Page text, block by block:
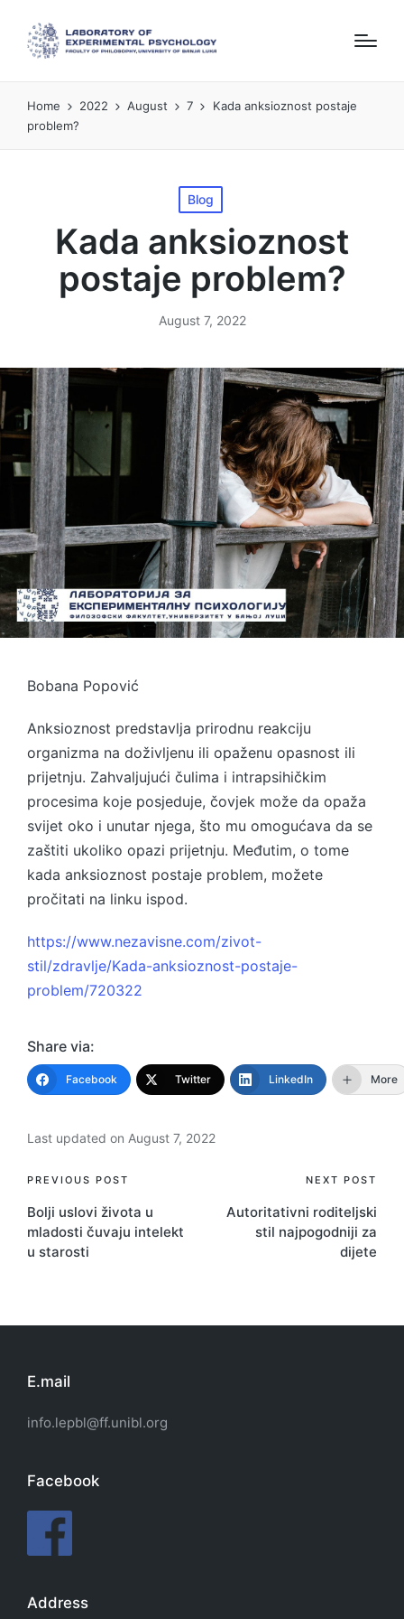
Home 2022 August 7
Kada anksioznost postaje
problem?
Posted
in
Blog
Kada anksioznost
postaje problem?
August 7, 2022
Bobana Popović
Anksioznost predstavlja prirodnu reakciju
organizma na doživljenu ili opaženu opasnost ili
prijetnju. Zahvaljujući čulima i intrapsihičkim
procesima koje posjeduje, čovjek može da opaža
svijet oko i unutar njega, što mu omogućava da se
zaštiti ukoliko opazi prijetnju. Međutim, o tome
kada anksioznost postaje problem, možete
pročitati na linku ispod.
https://www.nezavisne.com/zivot-
stil/zdravlje/Kada-anksioznost-postaje-
problem/720322
Share via:
Facebook Twitter LinkedIn More
Last updated on August 7, 2022
Post
navigation
PREVIOUS POST
Bolji uslovi života u
mladosti čuvaju intelekt
u starosti
NEXT POST
Autoritativni roditeljski
stil najpogodniji za
dijete
E.mail
info.lepbl@ff.unibl.org
Facebook
Address